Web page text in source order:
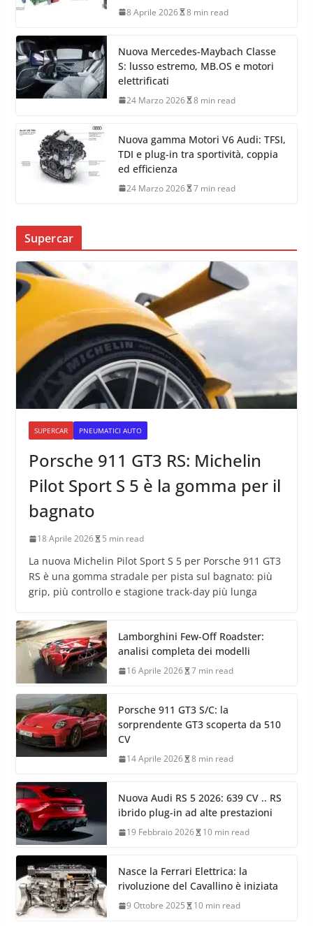
8 Aprile 2026 8 min read
Nuova Mercedes-Maybach Classe
S: lusso estremo, MB.OS e motori
elettrificati
24 Marzo 2026 8 min read
Nuova gamma Motori V6 Audi: TFSI,
TDI e plug-in tra sportività, coppia
ed efficienza
24 Marzo 2026 7 min read
Supercar
SUPERCAR PNEUMATICI AUTO
Porsche 911 GT3 RS: Michelin
Pilot Sport S 5 è la gomma per il
bagnato
18 Aprile 2026 5 min read
La nuova Michelin Pilot Sport S 5 per Porsche 911 GT3
RS è una gomma stradale per pista sul bagnato: più
grip, più controllo e stagione track-day più lunga
Lamborghini Few-Off Roadster:
analisi completa dei modelli
16 Aprile 2026 7 min read
Porsche 911 GT3 S/C: la
sorprendente GT3 scoperta da 510
CV
14 Aprile 2026 8 min read
Nuova Audi RS 5 2026: 639 CV .. RS
ibrido plug-in ad alte prestazioni
19 Febbraio 2026 10 min read
Nasce la Ferrari Elettrica: la
rivoluzione del Cavallino è iniziata
9 Ottobre 2025 10 min read